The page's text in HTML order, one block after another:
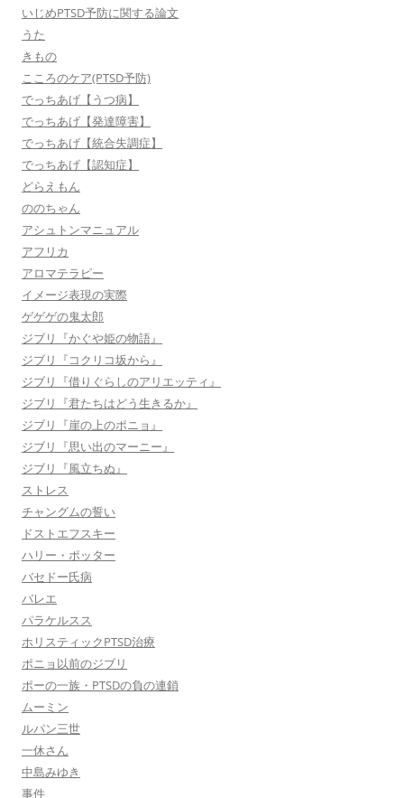
いじめPTSD予防に関する論文
うた
きもの
こころのケア(PTSD予防)
でっちあげ【うつ病】
でっちあげ【発達障害】
でっちあげ【統合失調症】
でっちあげ【認知症】
どらえもん
ののちゃん
アシュトンマニュアル
アフリカ
アロマテラピー
イメージ表現の実際
ゲゲゲの鬼太郎
ジブリ『かぐや姫の物語』
ジブリ『コクリコ坂から』
ジブリ『借りぐらしのアリエッティ』
ジブリ『君たちはどう生きるか』
ジブリ『崖の上のポニョ』
ジブリ『思い出のマーニー』
ジブリ『風立ちぬ』
ストレス
チャングムの誓い
ドストエフスキー
ハリー・ポッター
バセドー氏病
バレエ
パラケルスス
ホリスティックPTSD治療
ポニョ以前のジブリ
ポーの一族・PTSDの負の連鎖
ムーミン
ルパン三世
一休さん
中島みゆき
事件